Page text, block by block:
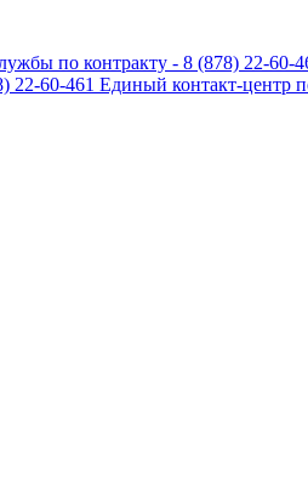
по контракту - 8 (878) 22-60-
22-60-461 Единый контакт-центр